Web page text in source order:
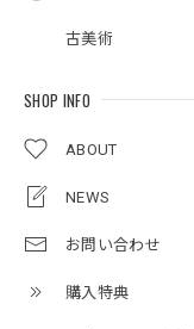
古美術
SHOP INFO
ABOUT
NEWS
お問い合わせ
購入特典